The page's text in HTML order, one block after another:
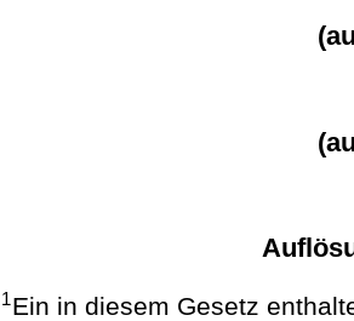
1Ein in diesem Gesetz